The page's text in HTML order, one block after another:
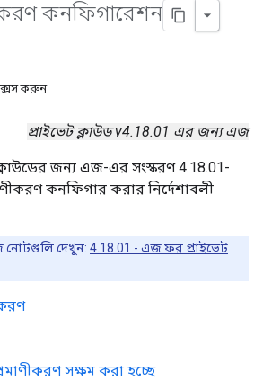
কনফিগারেশন
করুন
প্রাইভেট ক্লাউড v4.18.01 এর জন্য এজ
জন্য এজ-এর সংস্করণ 4.18.01-
কনফিগার করার নির্দেশাবলী
নোটগুলি দেখুন: 4.18.01 - এজ ফর প্রাইভেট
সক্ষম করা হচ্ছে